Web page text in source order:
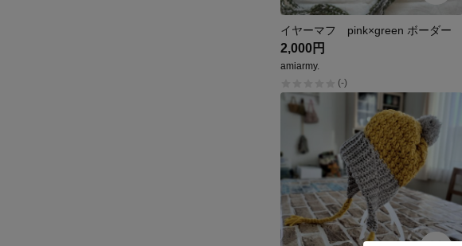
イヤーマフ pink×green ボーダー
2,000円
amiarmy.
(-)